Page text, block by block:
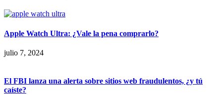
Apple Watch Ultra: ¿Vale la pena comprarlo?
julio 7, 2024
El FBI lanza una alerta sobre sitios web fraudulentos, ¿y tú
caíste?